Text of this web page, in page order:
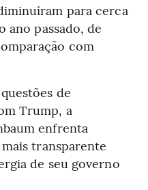
para cerca
ano passado, de
com
de
Trump, a
enfrenta
transparente
de seu governo